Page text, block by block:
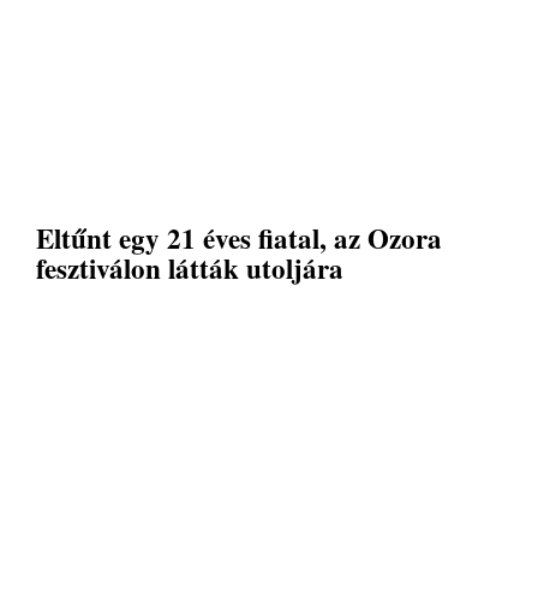
Eltűnt egy 21 éves fiatal, az Ozora
fesztiválon látták utoljára